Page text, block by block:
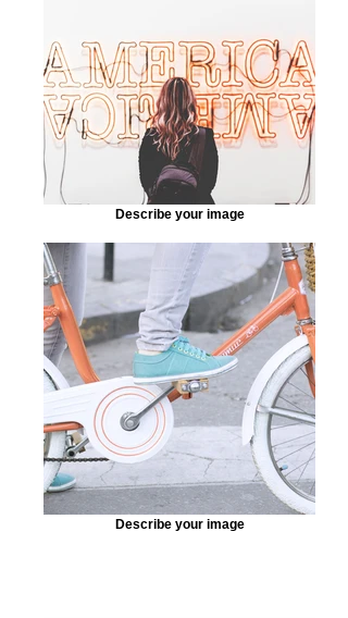
Describe your image
Describe your image